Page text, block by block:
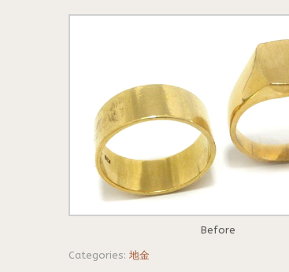
Before
Categories: 地金